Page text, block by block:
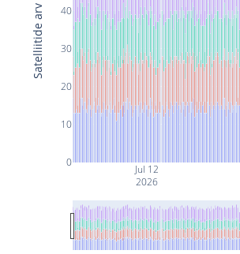
Jul 12
2026
0
10
20
30
40
Satelliitide arv